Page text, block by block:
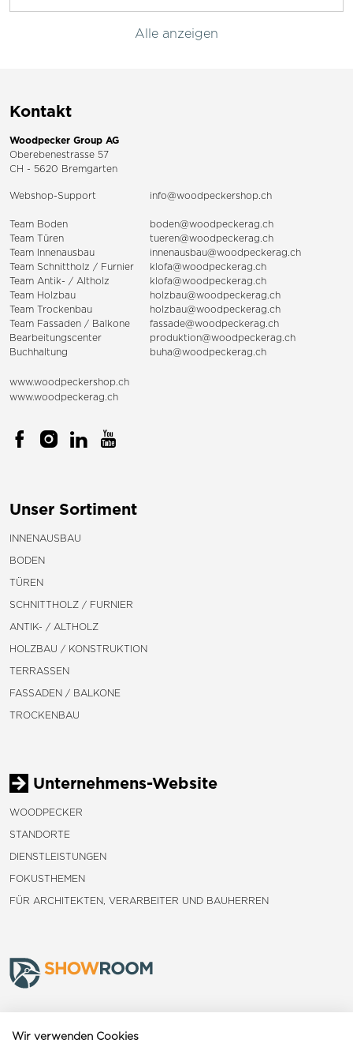
Alle anzeigen
Kontakt
Woodpecker Group AG
Oberebenestrasse 57
CH - 5620 Bremgarten
Webshop-Support info@woodpeckershop.ch
Team Boden
boden@woodpeckerag.ch
Team Türen
tueren@woodpeckerag.ch
Team Innenausbau
innenausbau@woodpeckerag.ch
Team Schnittholz / Furnier
klofa@woodpeckerag.ch
Team Antik- / Altholz
klofa@woodpeckerag.ch
Team Holzbau
holzbau@woodpeckerag.ch
Team Trockenbau
holzbau@woodpeckerag.ch
Team Fassaden / Balkone
fassade@woodpeckerag.ch
Bearbeitungscenter
produktion@woodpeckerag.ch
Buchhaltung
buha@woodpeckerag.ch
www.woodpeckershop.ch
www.woodpeckerag.ch
Unser Sortiment
INNENAUSBAU
BODEN
TÜREN
SCHNITTHOLZ / FURNIER
ANTIK- / ALTHOLZ
HOLZBAU / KONSTRUKTION
TERRASSEN
FASSADEN / BALKONE
TROCKENBAU
Unternehmens-Website
WOODPECKER
STANDORTE
DIENSTLEISTUNGEN
FOKUSTHEMEN
FÜR ARCHITEKTEN, VERARBEITER UND BAUHERREN
Wir verwenden Cookies